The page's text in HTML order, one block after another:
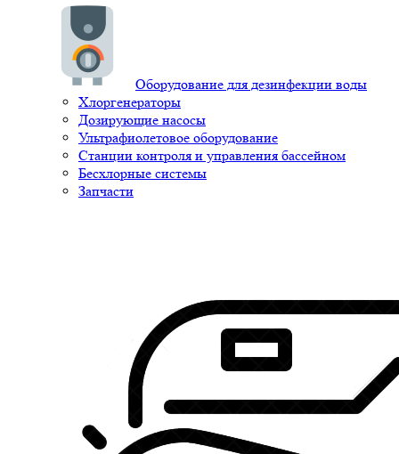
Оборудование для дезинфекции воды
Хлоргенераторы
Дозирующие насосы
Ультрафиолетовое оборудование
Станции контроля и управления бассейном
Бесхлорные системы
Запчасти